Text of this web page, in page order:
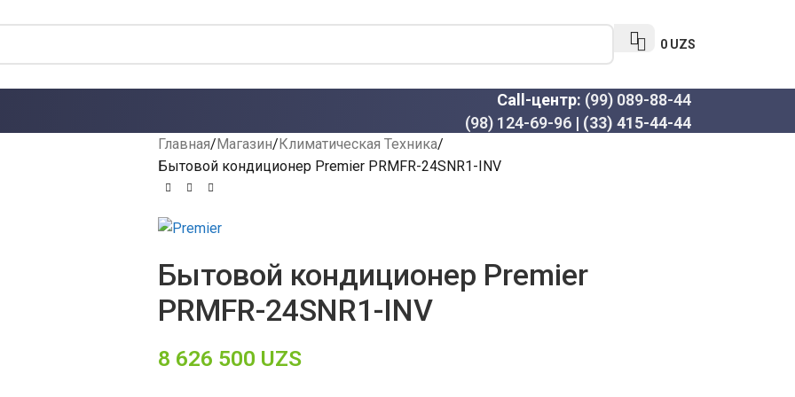
0 UZS
Call-центр: (99) 089-88-44
(98) 124-69-96 | (33) 415-44-44
Главная Магазин Климатическая Техника
Бытовой кондиционер Premier PRMFR-24SNR1-INV
Бытовой кондиционер Premier
PRMFR-24SNR1-INV
8 626 500 UZS